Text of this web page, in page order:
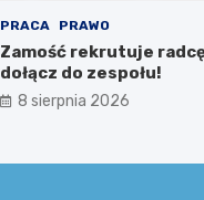
PRACA PRAWO
Zamość rekrutuje
dołącz do zespołu!
8 sierpnia 2026